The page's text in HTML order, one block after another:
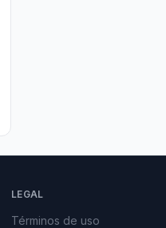
LEGAL
Términos de uso